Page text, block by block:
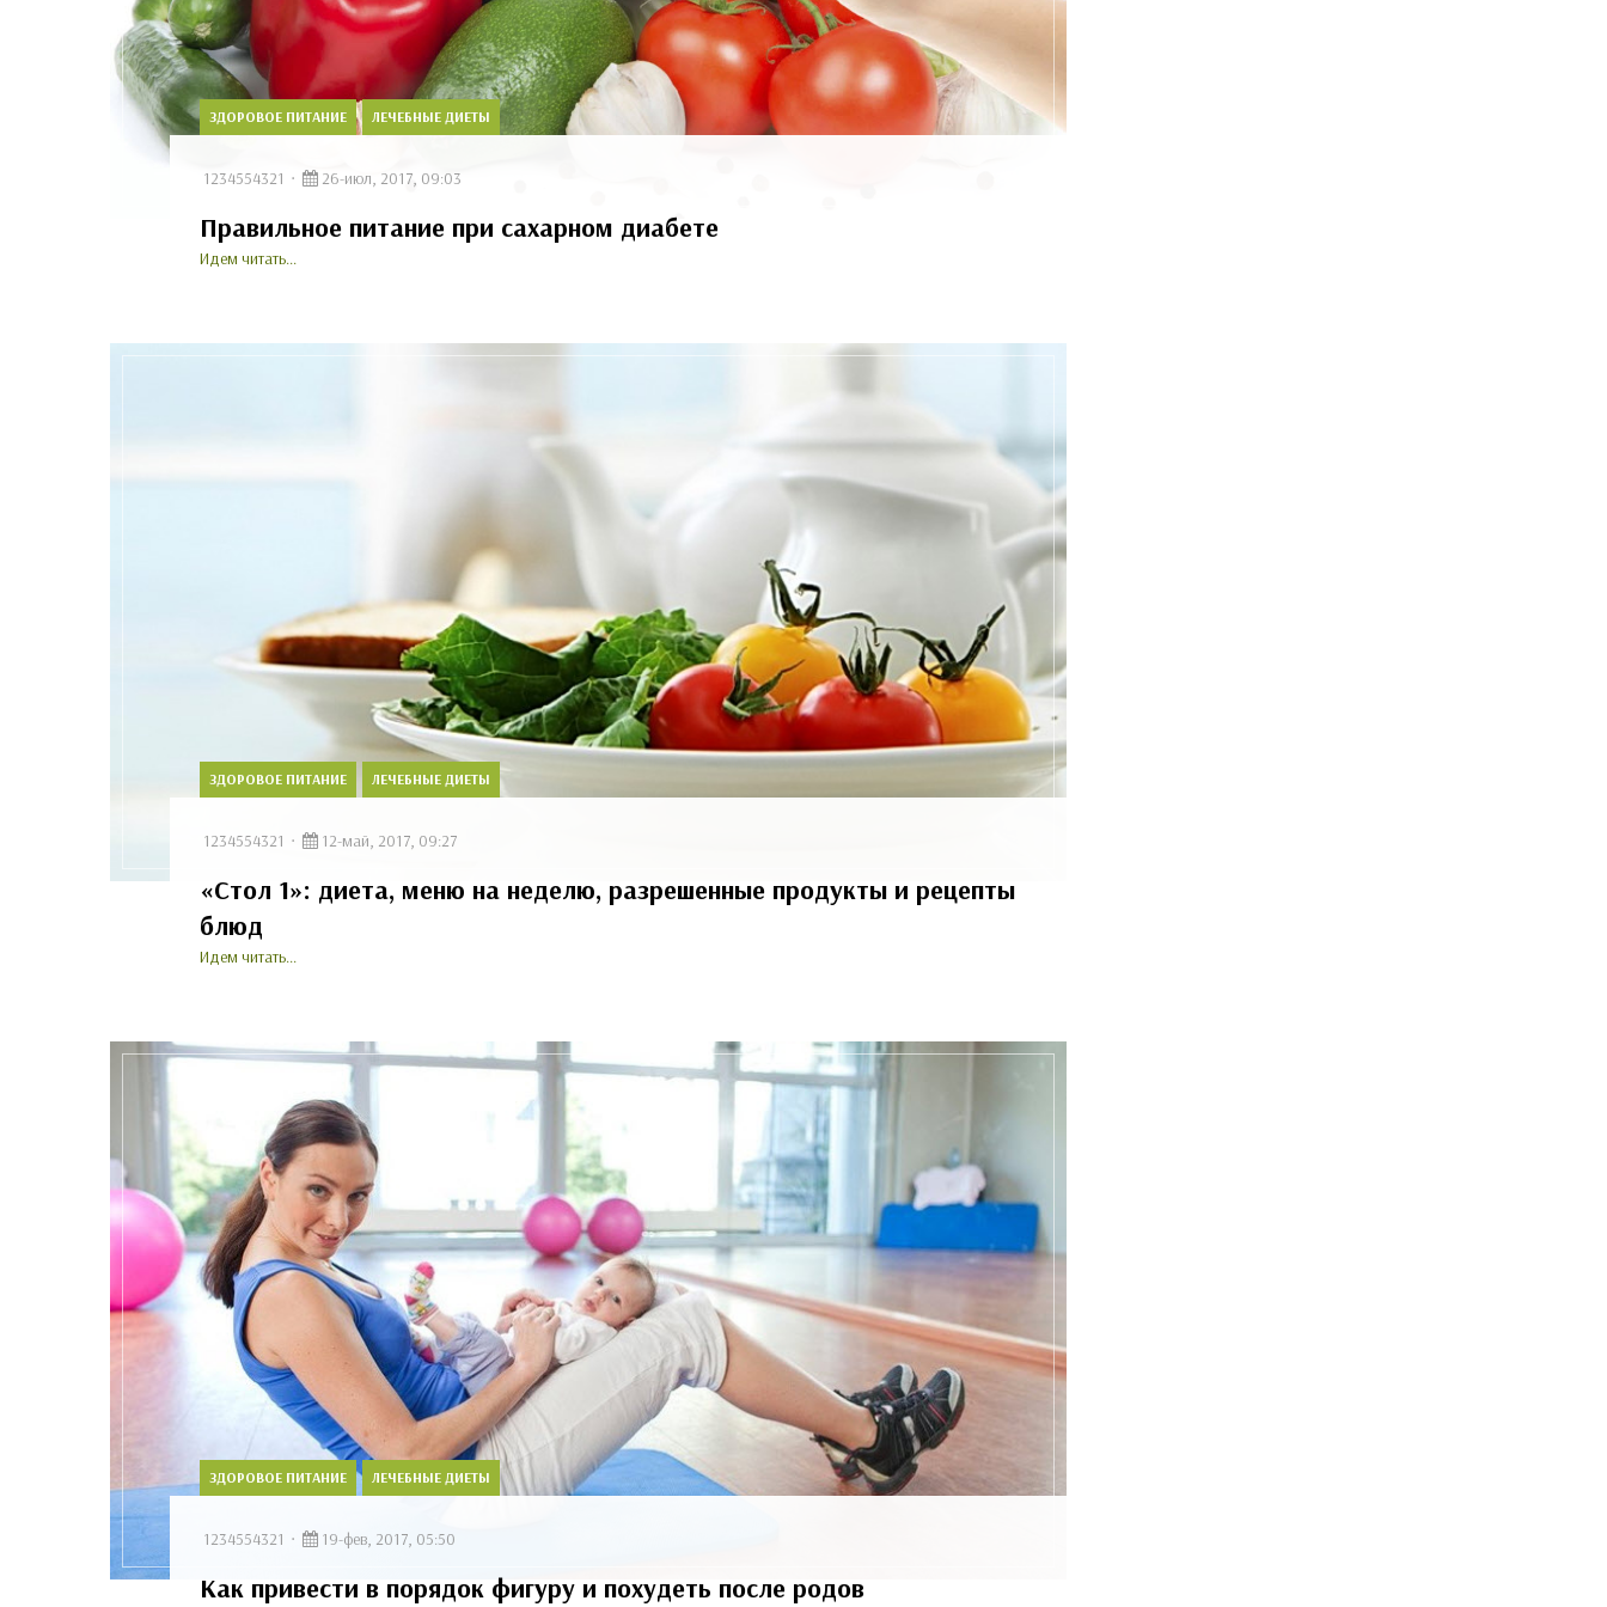
ЗДОРОВОЕ ПИТАНИЕ ЛЕЧЕБНЫЕ ДИЕТЫ
1234554321 26-июл, 2017, 09:03
Правильное питание при сахарном диабете
Идем читать...
ЗДОРОВОЕ ПИТАНИЕ ЛЕЧЕБНЫЕ ДИЕТЫ
1234554321 12-май, 2017, 09:27
«Стол 1»: диета, меню на неделю, разрешенные продукты и рецепты
блюд
Идем читать...
ЗДОРОВОЕ ПИТАНИЕ ЛЕЧЕБНЫЕ ДИЕТЫ
1234554321 19-фев, 2017, 05:50
Как привести в порядок фигуру и похудеть после родов